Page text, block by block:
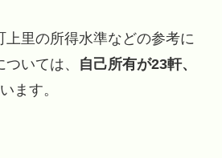
上里の所得水準などの参考に
いては、
自己所有が23軒、
ます。